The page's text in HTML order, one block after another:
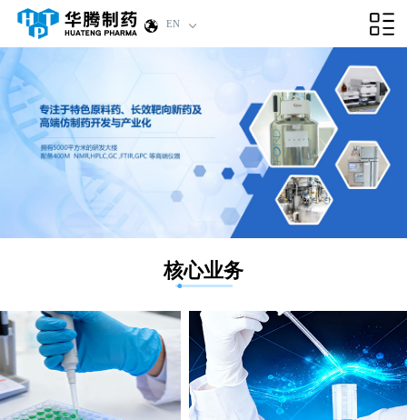
EN
核心业务